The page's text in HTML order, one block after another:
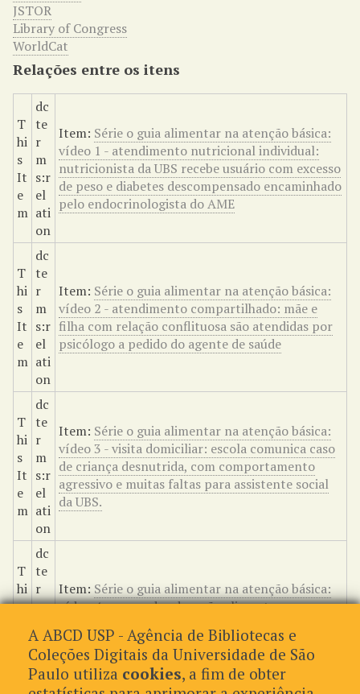
JSTOR
Library of Congress
WorldCat
Relações entre os itens
T
hi
s
It
e
m
dc
te
r
m
s:r
el
ati
on
Item: Série o guia alimentar na atenção básica:
vídeo 1 - atendimento nutricional individual:
nutricionista da UBS recebe usuário com excesso
de peso e diabetes descompensado encaminhado
pelo endocrinologista do AME
T
hi
s
It
e
m
dc
te
r
m
s:r
el
ati
on
Item: Série o guia alimentar na atenção básica:
vídeo 2 - atendimento compartilhado: mãe e
filha com relação conflituosa são atendidas por
psicólogo a pedido do agente de saúde
T
hi
s
It
e
m
dc
te
r
m
s:r
el
ati
on
Item: Série o guia alimentar na atenção básica:
vídeo 3 - visita domiciliar: escola comunica caso
de criança desnutrida, com comportamento
agressivo e muitas faltas para assistente social
da UBS.
T
hi
s
dc
te
r
m
el
ati
on
Item: Série o guia alimentar na atenção básica:
vídeo 4 - grupo de educação alimentar
nutricional: nutricionistas e usuários da Atenção
Básica discutem sobre alimentação saudável
A ABCD USP - Agência de Bibliotecas e
Coleções Digitais da Universidade de São
Paulo utiliza cookies, a fim de obter